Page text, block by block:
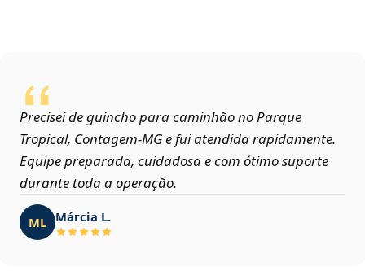
Precisei de guincho para caminhão no Parque
Tropical, Contagem‑MG e fui atendida rapidamente.
Equipe preparada, cuidadosa e com ótimo suporte
durante toda a operação.
ML Márcia L.